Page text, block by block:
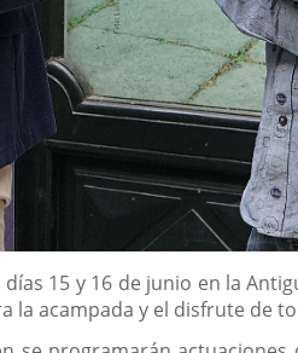
15 y 16 de junio en la
acampada y el disfrute de